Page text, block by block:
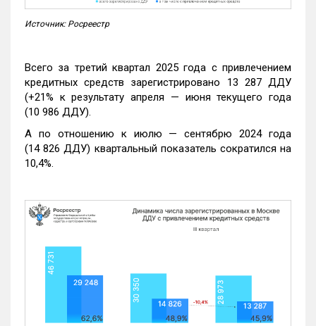
Источник: Росреестр
Всего за третий квартал 2025 года с привлечением
кредитных средств зарегистрировано 13 287 ДДУ
(+21% к результату апреля — июня текущего года
(10 986 ДДУ).
А по отношению к июлю — сентябрю 2024 года
(14 826 ДДУ) квартальный показатель сократился на
10,4%.